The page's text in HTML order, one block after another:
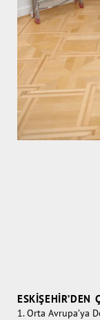
ESKIŞEHIR’DEN
1. Orta Avrupa’ya